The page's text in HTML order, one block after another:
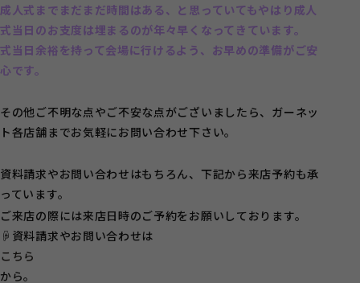
成人式までまだまだ時間はある、と思っていてもやはり成人
式当日のお支度は埋まるのが年々早くなってきています。
式当日余裕を持って会場に行けるよう、お早めの準備がご安
心です。
その他ご不明な点やご不安な点がございましたら、ガーネッ
ト各店舗までお気軽にお問い合わせ下さい。
資料請求やお問い合わせはもちろん、下記から来店予約も承
っています。
ご来店の際には来店日時のご予約をお願いしております。
☟資料請求やお問い合わせは
こちら
から。